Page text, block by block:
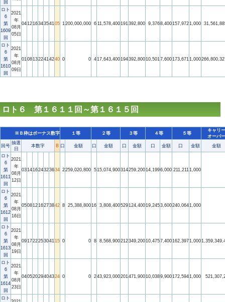
回
ロト
6
第
1609
回
2021
年
08月
05日
04121634354105 1200,000,000 6 11,578,400191392,800 9,3768,400157,9721,000
ロト
6
第
1610
回
2021
年
08月
09日
01081322414240 0 0 417,643,400194392,80010,5017,600173,6711,000
ロト６ 第１６１１回～第１６１５回
※Ｂ枠はボーナス数字 １等 ２等 ３等 ４等 ５等
キャリー
オーバー
回号
抽選
日
本数字 B 口 金額 口 金額 口 金額 口 金額 口 金額
金額
ロト
6
第
1611
回
2021
年
08月
12日
03141624323634 2259,020,800 515,074,900314259,20014,1996,000 211,2111,000
ロト
6
第
1612
回
2021
年
08月
16日
05081216273842 8 25,388,80016 3,808,400529124,40019,2453,600240,0641,000
ロト
6
第
1613
回
2021
年
08月
19日
09172225304115 0 0 8 8,568,900212349,20010,4757,400162,3971,000
ロト
6
第
1614
回
2021
年
08月
23日
04052029404324 0 0 243,923,000201471,90010,0389,900172,5941,000
ロト